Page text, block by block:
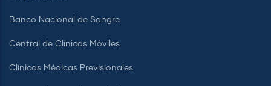
Banco Nacional de Sangre
Central de Clínicas Móviles
Clínicas Médicas Previsionales